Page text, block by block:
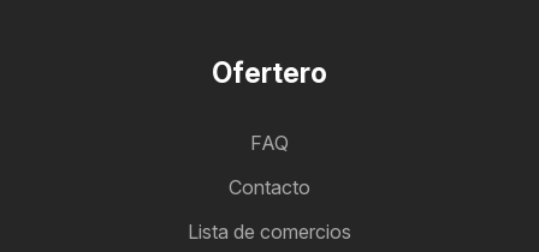
Ofertero
FAQ
Contacto
Lista de comercios